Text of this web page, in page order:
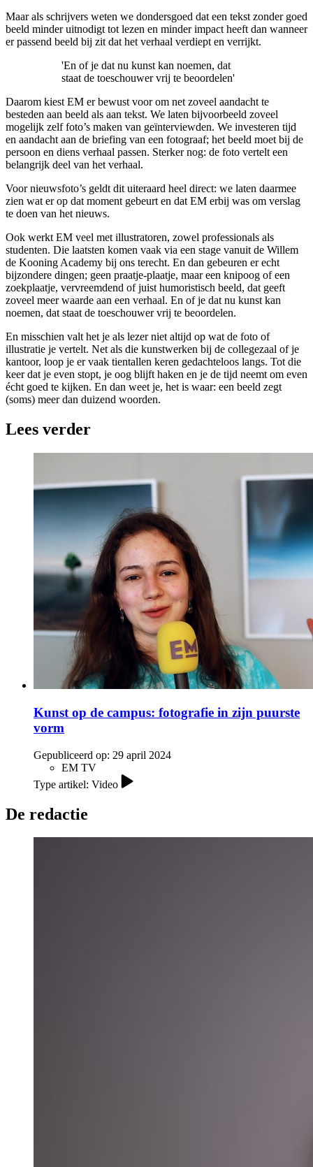
Maar als schrijvers weten we dondersgoed dat een tekst zonder goed
beeld minder uitnodigt tot lezen en minder impact heeft dan wanneer
er passend beeld bij zit dat het verhaal verdiept en verrijkt.
'En of je dat nu kunst kan noemen, dat
staat de toeschouwer vrij te beoordelen'
Daarom kiest EM er bewust voor om net zoveel aandacht te
besteden aan beeld als aan tekst. We laten bijvoorbeeld zoveel
mogelijk zelf foto’s maken van geïnterviewden. We investeren tijd
en aandacht aan de briefing van een fotograaf; het beeld moet bij de
persoon en diens verhaal passen. Sterker nog: de foto vertelt een
belangrijk deel van het verhaal.
Voor nieuwsfoto’s geldt dit uiteraard heel direct: we laten daarmee
zien wat er op dat moment gebeurt en dat EM erbij was om verslag
te doen van het nieuws.
Ook werkt EM veel met illustratoren, zowel professionals als
studenten. Die laatsten komen vaak via een stage vanuit de Willem
de Kooning Academy bij ons terecht. En dan gebeuren er echt
bijzondere dingen; geen praatje-plaatje, maar een knipoog of een
zoekplaatje, vervreemdend of juist humoristisch beeld, dat geeft
zoveel meer waarde aan een verhaal. En of je dat nu kunst kan
noemen, dat staat de toeschouwer vrij te beoordelen.
En misschien valt het je als lezer niet altijd op wat de foto of
illustratie je vertelt. Net als die kunstwerken bij de collegezaal of je
kantoor, loop je er vaak tientallen keren gedachteloos langs. Tot die
keer dat je even stopt, je oog blijft haken en je de tijd neemt om even
écht goed te kijken. En dan weet je, het is waar: een beeld zegt
(soms) meer dan duizend woorden.
Lees verder
Kunst op de campus: fotografie in zijn puurste
vorm
Gepubliceerd op: 29 april 2024
EM TV
Type artikel: Video
De redactie